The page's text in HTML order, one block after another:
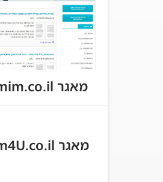
מאגר Sicumim.co.il
מאגר Sikum4U.co.il